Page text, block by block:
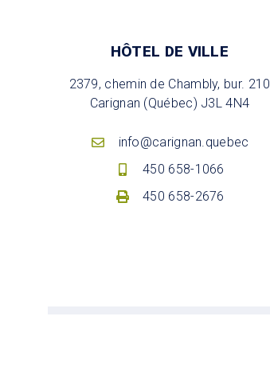
HÔTEL DE VILLE
2379, chemin de Chambly, bur. 210
Carignan (Québec) J3L 4N4
info@carignan.quebec
450 658-1066
450 658-2676